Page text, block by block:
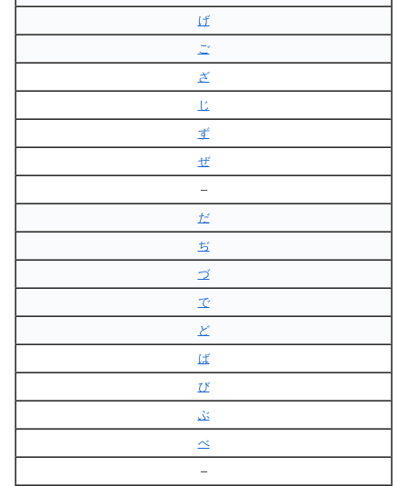
げ
ご
ざ
じ
ず
ぜ
–
だ
ぢ
づ
で
ど
ば
び
ぶ
べ
–